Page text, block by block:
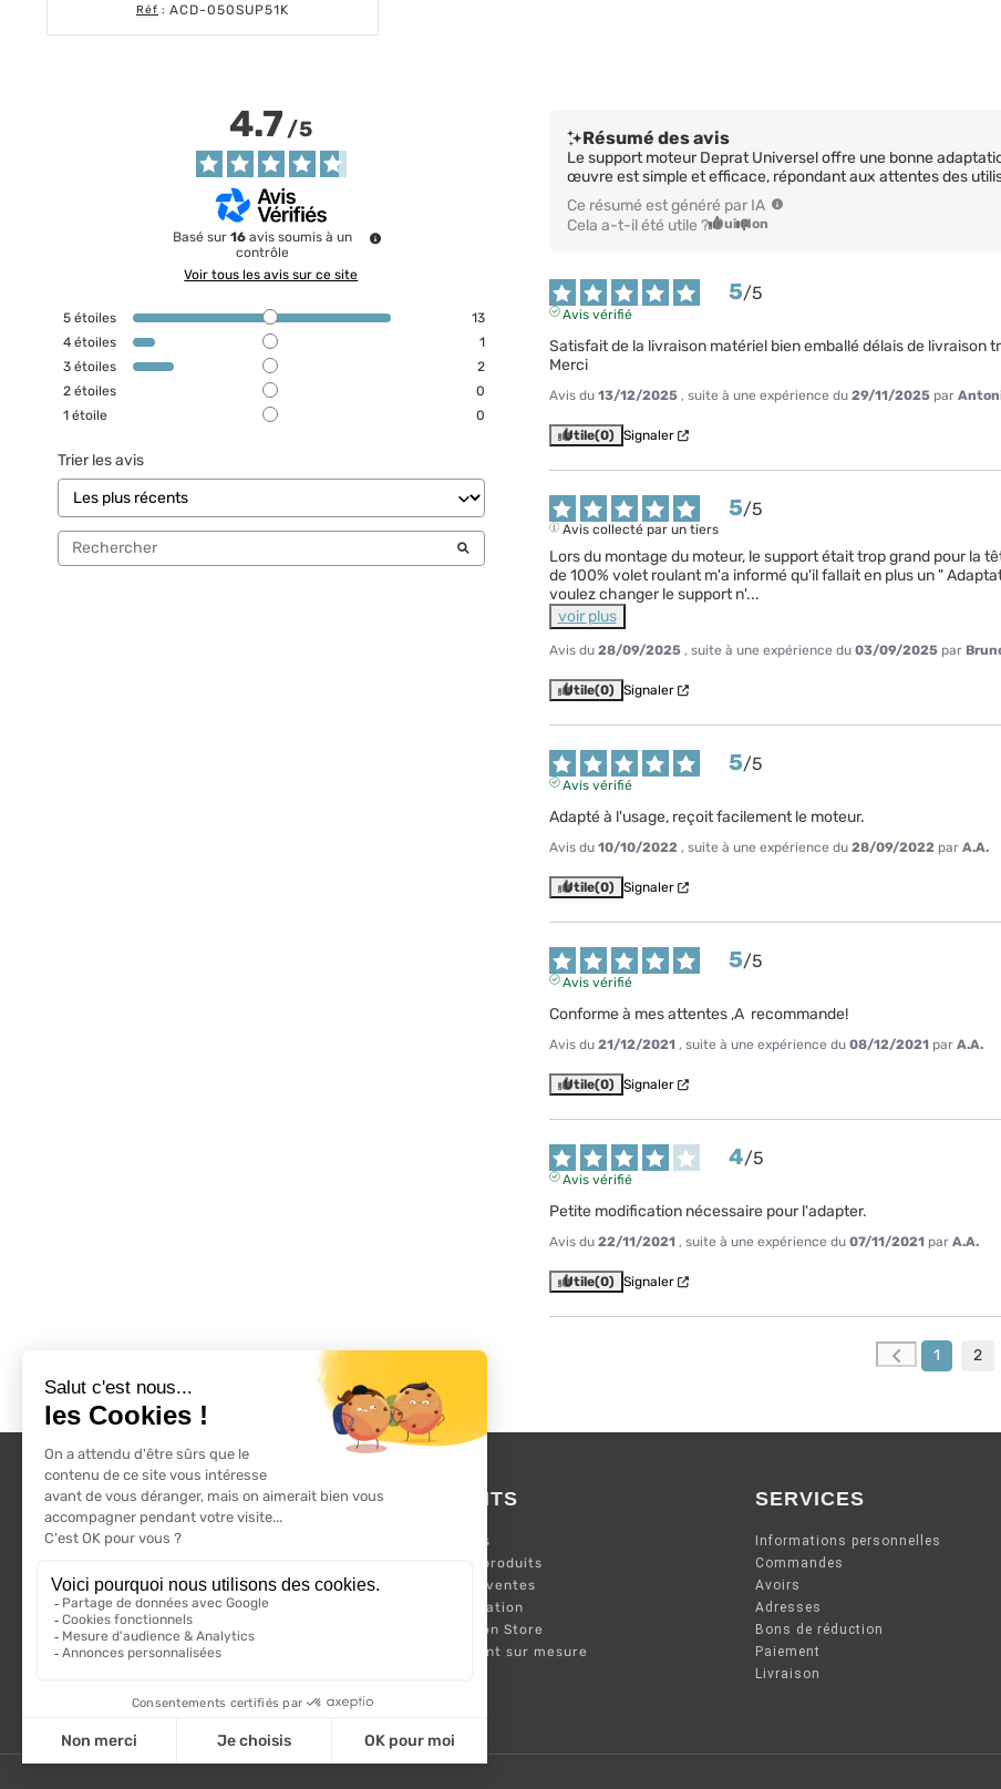
Réf : ACD-050SUP51K
4.7/5
Basé sur16 avis soumis à un
contrôle
Voir tous les avis sur ce site
5 étoiles
13
4 étoiles
1
3 étoiles
2
2 étoiles
0
1 étoile 0
Trier les avis
Résumé des avis
Le support moteur Deprat Universel offre une bonne
œuvre est simple et efficace, répondant aux attentes des
Ce résumé est généré par IA
Cela a-t-il été utile ? Oui Non
5/5
Avis vérifié
Satisfait de la livraison matériel bien emballé délais de livraison
Merci
Avis du 13/12/2025 , suite à une expérience du 29/11/2025 par
Utile(0) Signaler
5/5
Avis collecté par un tiers
Lors du montage du moteur, le support était trop grand pour la
de 100% volet roulant m'a informé qu'il fallait en plus un "
voulez changer le support n'...
voir plus
Avis du 28/09/2025 , suite à une expérience du 03/09/2025 par
Utile(0) Signaler
5/5
Avis vérifié
Adapté à l'usage, reçoit facilement le moteur.
Avis du 10/10/2022 , suite à une expérience du 28/09/2022 par A.A.
Utile(0) Signaler
5/5
Avis vérifié
Conforme à mes attentes ,A  recommande!
Avis du 21/12/2021 , suite à une expérience du 08/12/2021 par A.A.
Utile(0) Signaler
4/5
Avis vérifié
Petite modification nécessaire pour l'adapter.
Avis du 22/11/2021 , suite à une expérience du 07/11/2021 par A.A.
Utile(0) Signaler
1 2
L'ACTU 100%
VOLET ROULANT
Suivez-nous sur les réseaux sociaux.
PRODUITS
Promotions
Nouveaux produits
Meilleures ventes
Kit Motorisation
Motorisation Store
Volet roulant sur mesure
SERVICES
Informations personnelles
Commandes
Avoirs
Adresses
Bons de réduction
Paiement
Livraison